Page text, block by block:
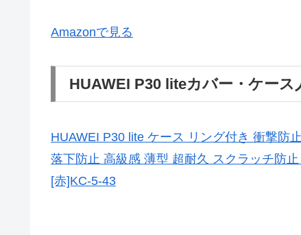
Amazonで見る
HUAWEI P30 liteカバー・ケース
HUAWEI P30 lite ケース リング付き 衝撃防
落下防止 高級感 薄型 超耐久 スクラッチ防
[赤]KC-5-43